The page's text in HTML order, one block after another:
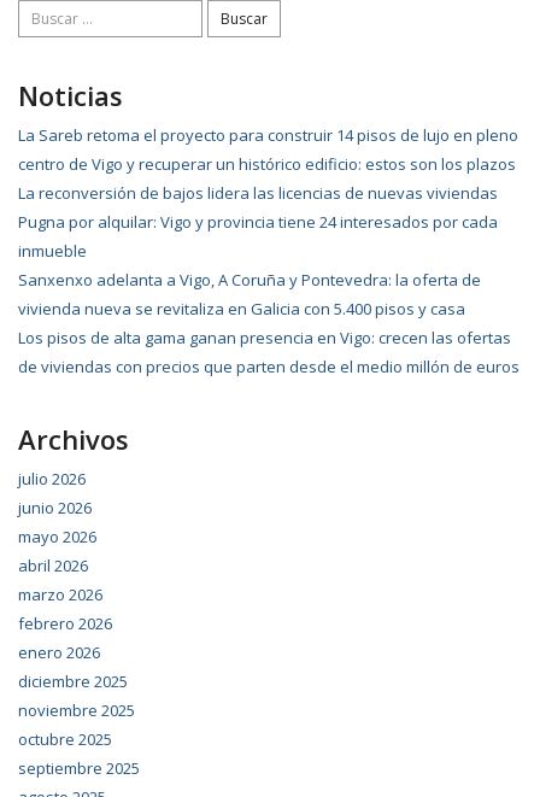
Buscar:
Noticias
La Sareb retoma el proyecto para construir 14 pisos de lujo en pleno
centro de Vigo y recuperar un histórico edificio: estos son los plazos
La reconversión de bajos lidera las licencias de nuevas viviendas
Pugna por alquilar: Vigo y provincia tiene 24 interesados por cada
inmueble
Sanxenxo adelanta a Vigo, A Coruña y Pontevedra: la oferta de
vivienda nueva se revitaliza en Galicia con 5.400 pisos y casa
Los pisos de alta gama ganan presencia en Vigo: crecen las ofertas
de viviendas con precios que parten desde el medio millón de euros
Archivos
julio 2026
junio 2026
mayo 2026
abril 2026
marzo 2026
febrero 2026
enero 2026
diciembre 2025
noviembre 2025
octubre 2025
septiembre 2025